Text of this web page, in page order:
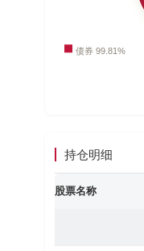
持仓明细
股票名称